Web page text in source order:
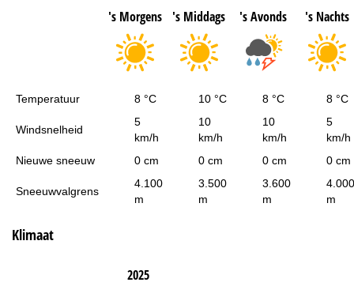
's Morgens 's Middags 's Avonds 's Nachts
Temperatuur 8 °C 10 °C 8 °C 8 °C
Windsnelheid
5
km/h
10
km/h
10
km/h
5
km/h
Nieuwe sneeuw
0 cm 0 cm 0 cm 0 cm
Sneeuwvalgrens
4.100
m
3.500
m
3.600
m
4.000
m
Klimaat
2025